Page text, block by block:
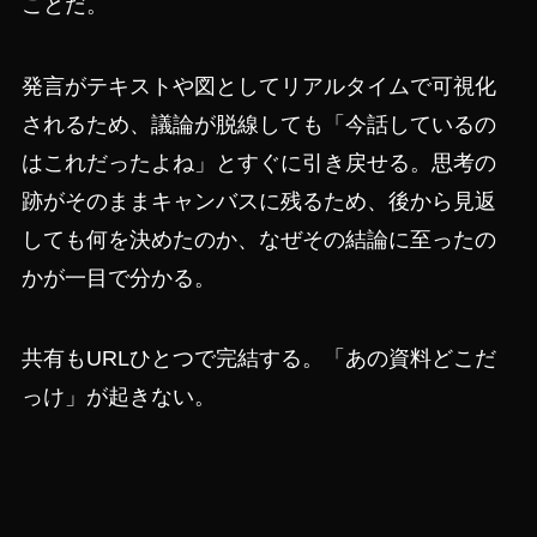
発言がテキストや図としてリアルタイムで可視化
されるため、議論が脱線しても「今話しているの
はこれだったよね」とすぐに引き戻せる。思考の
跡がそのままキャンバスに残るため、後から見返
しても何を決めたのか、なぜその結論に至ったの
かが一目で分かる。
共有もURLひとつで完結する。「あの資料どこだ
っけ」が起きない。